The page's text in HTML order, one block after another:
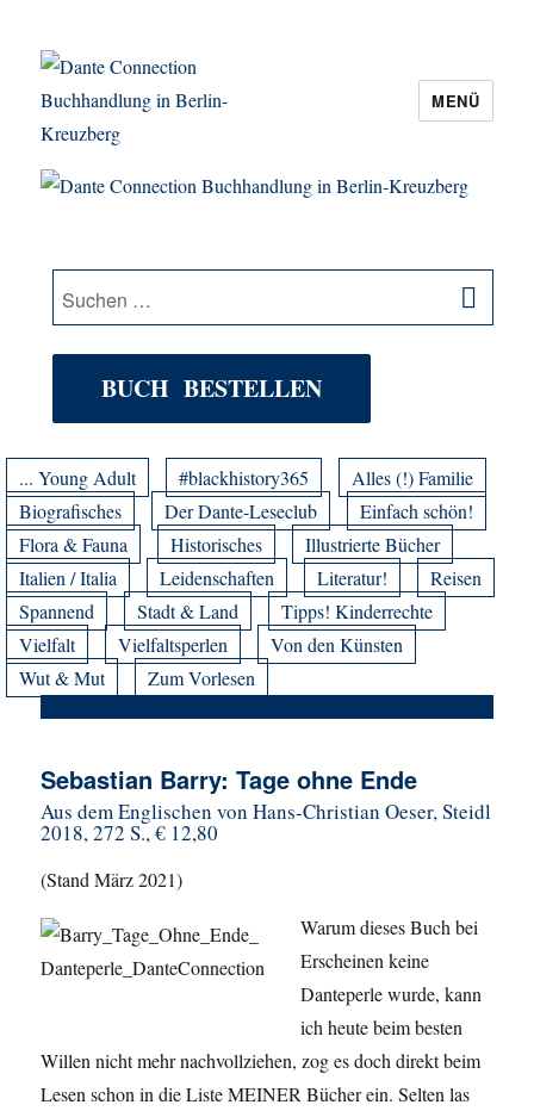
Dante Connection Buchhandlung in
MENÜ
Suche
nach:
BUCH BESTELLEN
... Young Adult #blackhistory365
Alles (!) Familie
Biografisches
Der Dante-Leseclub
Einfach schön!
Flora & Fauna
Historisches
Illustrierte Bücher
Italien / Italia
Leidenschaften Literatur!
Reisen
Spannend
Stadt & Land
Tipps! Kinderrechte
Vielfalt
Vielfaltsperlen
Von den Künsten
Wut & Mut
Zum Vorlesen
Sebastian Barry: Tage ohne Ende
Aus dem Englischen von Hans-Christian Oeser, Steidl
2018, 272 S., € 12,80
(Stand März 2021)
Warum dieses Buch bei
Erscheinen keine
Danteperle wurde, kann
ich heute beim besten
Willen nicht mehr nachvollziehen, zog es doch direkt beim
Lesen schon in die Liste MEINER Bücher ein. Selten las